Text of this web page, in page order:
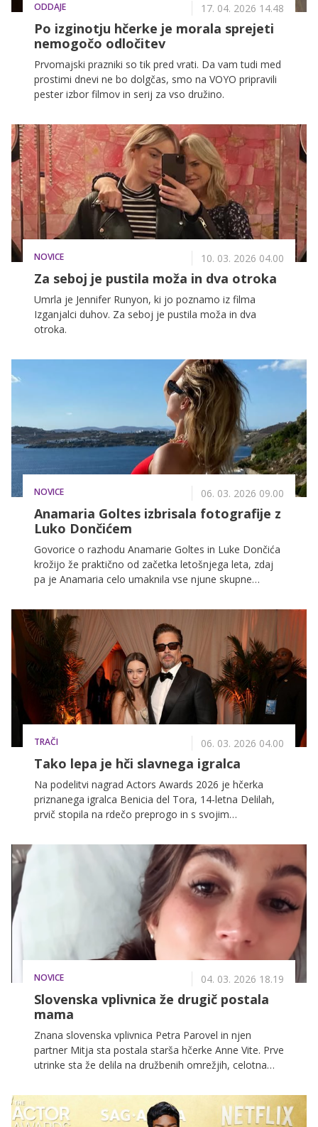
ODDAJE 17. 04. 2026 14.48
Po izginotju hčerke je morala sprejeti
nemogočo odločitev
Prvomajski prazniki so tik pred vrati. Da vam tudi med
prostimi dnevi ne bo dolgčas, smo na VOYO pripravili
pester izbor filmov in serij za vso družino.
NOVICE 10. 03. 2026 04.00
Za seboj je pustila moža in dva otroka
Umrla je Jennifer Runyon, ki jo poznamo iz filma
Izganjalci duhov. Za seboj je pustila moža in dva
otroka.
NOVICE 06. 03. 2026 09.00
Anamaria Goltes izbrisala fotografije z
Luko Dončićem
Govorice o razhodu Anamarie Goltes in Luke Dončića
krožijo že praktično od začetka letošnjega leta, zdaj
pa je Anamaria celo umaknila vse njune skupne
TRAČI 06. 03. 2026 04.00
Tako lepa je hči slavnega igralca
Na podelitvi nagrad Actors Awards 2026 je hčerka
priznanega igralca Benicia del Tora, 14-letna Delilah,
prvič stopila na rdečo preprogo in s svojim
mednarodne javnosti.
NOVICE 04. 03. 2026 18.19
Slovenska vplivnica že drugič postala
mama
Znana slovenska vplivnica Petra Parovel in njen
partner Mitja sta postala starša hčerke Anne Vite. Prve
utrinke sta že delila na družbenih omrežjih, celotna